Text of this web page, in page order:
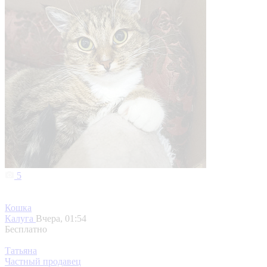
5
Кошка
Калуга Вчера, 01:54
Бесплатно
Татьяна
Частный продавец